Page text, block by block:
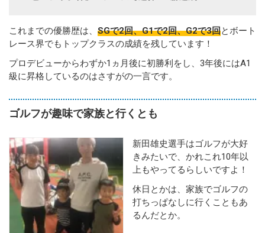
これまでの優勝歴は、 SGで2回、G1で2回、G2で3回とボート
レース界でもトップクラスの成績を残しています！
プロデビューからわずか1ヵ月後に初勝利をし、3年後にはA1
級に昇格しているのはさすがの一言です。
ゴルフが趣味で家族と行くとも
新田雄史選手はゴルフが大好
きみたいで、かれこれ10年以
上もやってるらしいですよ！
休日とかは、家族でゴルフの
打ちっぱなしに行くこともあ
るんだとか。